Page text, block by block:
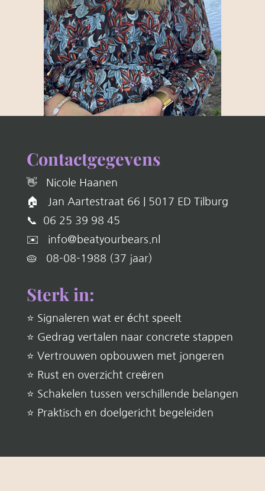
Contactgegevens
👋 Nicole Haanen
🏠 Jan Aartestraat 66 | 5017 ED Tilburg
📞 06 25 39 98 45
✉️ info@beatyourbears.nl
🥧 08-08-1988 (37 jaar)
Sterk in:
⭐ Signaleren wat er écht speelt
⭐ Gedrag vertalen naar concrete stappen
⭐ Vertrouwen opbouwen met jongeren
⭐ Rust en overzicht creëren
⭐ Schakelen tussen verschillende belangen
⭐ Praktisch en doelgericht begeleiden